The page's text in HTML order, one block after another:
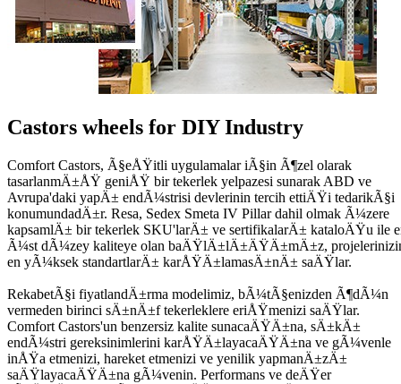
Castors wheels for DIY Industry
Comfort Castors, Ã§eÅŸitli uygulamalar iÃ§in Ã¶zel olarak
tasarlanmÄ±ÅŸ geniÅŸ bir tekerlek yelpazesi sunarak ABD ve
Avrupa'daki yapÄ± endÃ¼strisi devlerinin tercih ettiÄŸi tedarikÃ§i
konumundadÄ±r. Resa, Sedex Smeta IV Pillar dahil olmak Ã¼zere
kapsamlÄ± bir tekerlek SKU'larÄ± ve sertifikalarÄ± kataloÄŸu ile
Ã¼st dÃ¼zey kaliteye olan baÄŸlÄ±lÄ±ÄŸÄ±mÄ±z,
en yÃ¼ksek standartlarÄ± karÅŸÄ±lamasÄ±nÄ± saÄŸlar.
RekabetÃ§i fiyatlandÄ±rma modelimiz, bÃ¼tÃ§enizden Ã¶dÃ¼n
vermeden birinci sÄ±nÄ±f tekerleklere eriÅŸmenizi saÄŸlar.
Comfort Castors'un benzersiz kalite sunacaÄŸÄ±na, sÄ±kÄ±
endÃ¼stri gereksinimlerini karÅŸÄ±layacaÄŸÄ±na ve gÃ¼venle
inÅŸa etmenizi, hareket etmenizi ve yenilik yapmanÄ±zÄ±
saÄŸlayacaÄŸÄ±na gÃ¼venin. Performans ve deÄŸer